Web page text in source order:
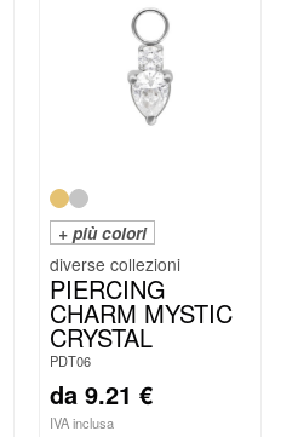
+ più colori
PIERCING
CHARM MYSTIC
CRYSTAL
PDT06
da 9.21 €
IVA inclusa